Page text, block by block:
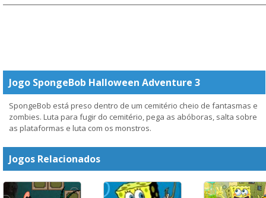
Jogo SpongeBob Halloween Adventure 3
SpongeBob está preso dentro de um cemitério cheio de fantasmas e
zombies. Luta para fugir do cemitério, pega as abóboras, salta sobre
as plataformas e luta com os monstros.
Jogos Relacionados